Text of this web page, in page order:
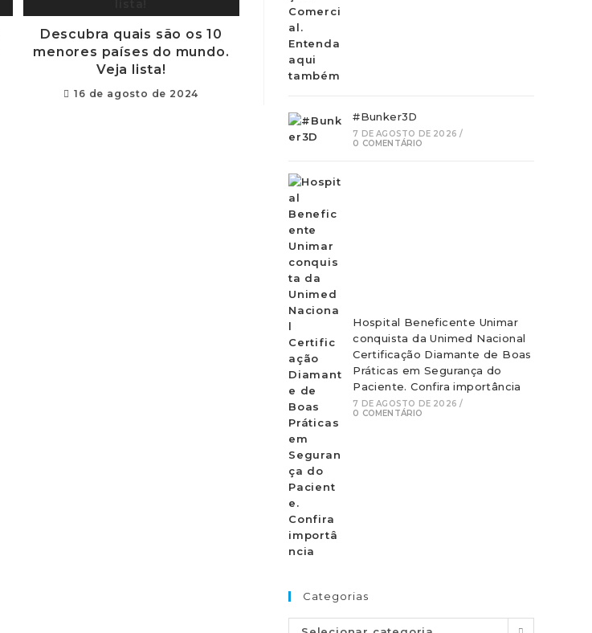
Descubra quais são os 10
menores países do mundo.
Veja lista!
16 de agosto de 2024
#Bunker3D
7 DE AGOSTO DE 2026 /
0 COMENTÁRIO
Hospital Beneficente Unimar
conquista da Unimed Nacional
Certificação Diamante de Boas
Práticas em Segurança do
Paciente. Confira importância
7 DE AGOSTO DE 2026 /
0 COMENTÁRIO
Categorias